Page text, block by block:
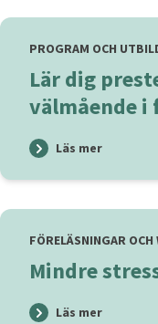
PROGRAM OCH
Lär dig
välmående i
Läs mer
FÖRELÄSNINGAR
Mindre
Läs mer